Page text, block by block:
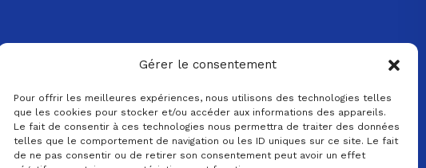
Gérer le consentement
Pour offrir les meilleures expériences, nous utilisons des technologies telles
que les cookies pour stocker et/ou accéder aux informations des appareils.
Le fait de consentir à ces technologies nous permettra de traiter des données
telles que le comportement de navigation ou les ID uniques sur ce site. Le fait
de ne pas consentir ou de retirer son consentement peut avoir un effet